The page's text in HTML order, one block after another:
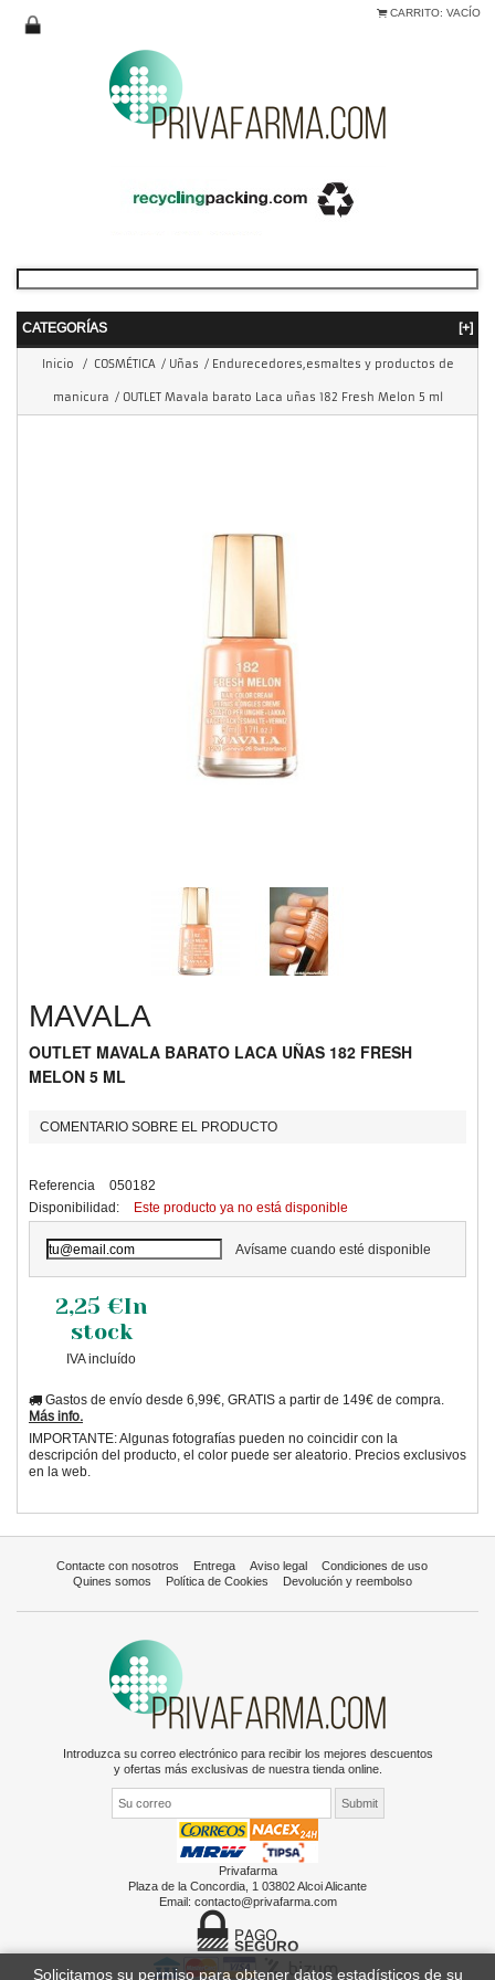
CARRITO: VACÍO
CATEGORÍAS [+]
Inicio / COSMÉTICA / Uñas / Endurecedores,esmaltes y productos de
manicura / OUTLET Mavala barato Laca uñas 182 Fresh Melon 5 ml
MAVALA
OUTLET MAVALA BARATO LACA UÑAS 182 FRESH
MELON 5 ML
COMENTARIO SOBRE EL PRODUCTO
Referencia
050182
Disponibilidad:
Este producto ya no está disponible
Avísame cuando esté disponible
2,25 €In
stock
IVA incluído
Gastos de envío desde 6,99€, GRATIS a partir de 149€ de compra.
Más info.
IMPORTANTE: Algunas fotografías pueden no coincidir con la
descripción del producto, el color puede ser aleatorio. Precios exclusivos
en la web.
Contacte con nosotros Entrega Aviso legal
Condiciones de uso
Quines somos
Política de Cookies Devolución y reembolso
Introduzca su correo electrónico para recibir los mejores descuentos
y ofertas más exclusivas de nuestra tienda online.
Privafarma
Plaza de la Concordia, 1 03802 Alcoi Alicante
Email: contacto@privafarma.com
Solicitamos su permiso para obtener datos estadísticos de su